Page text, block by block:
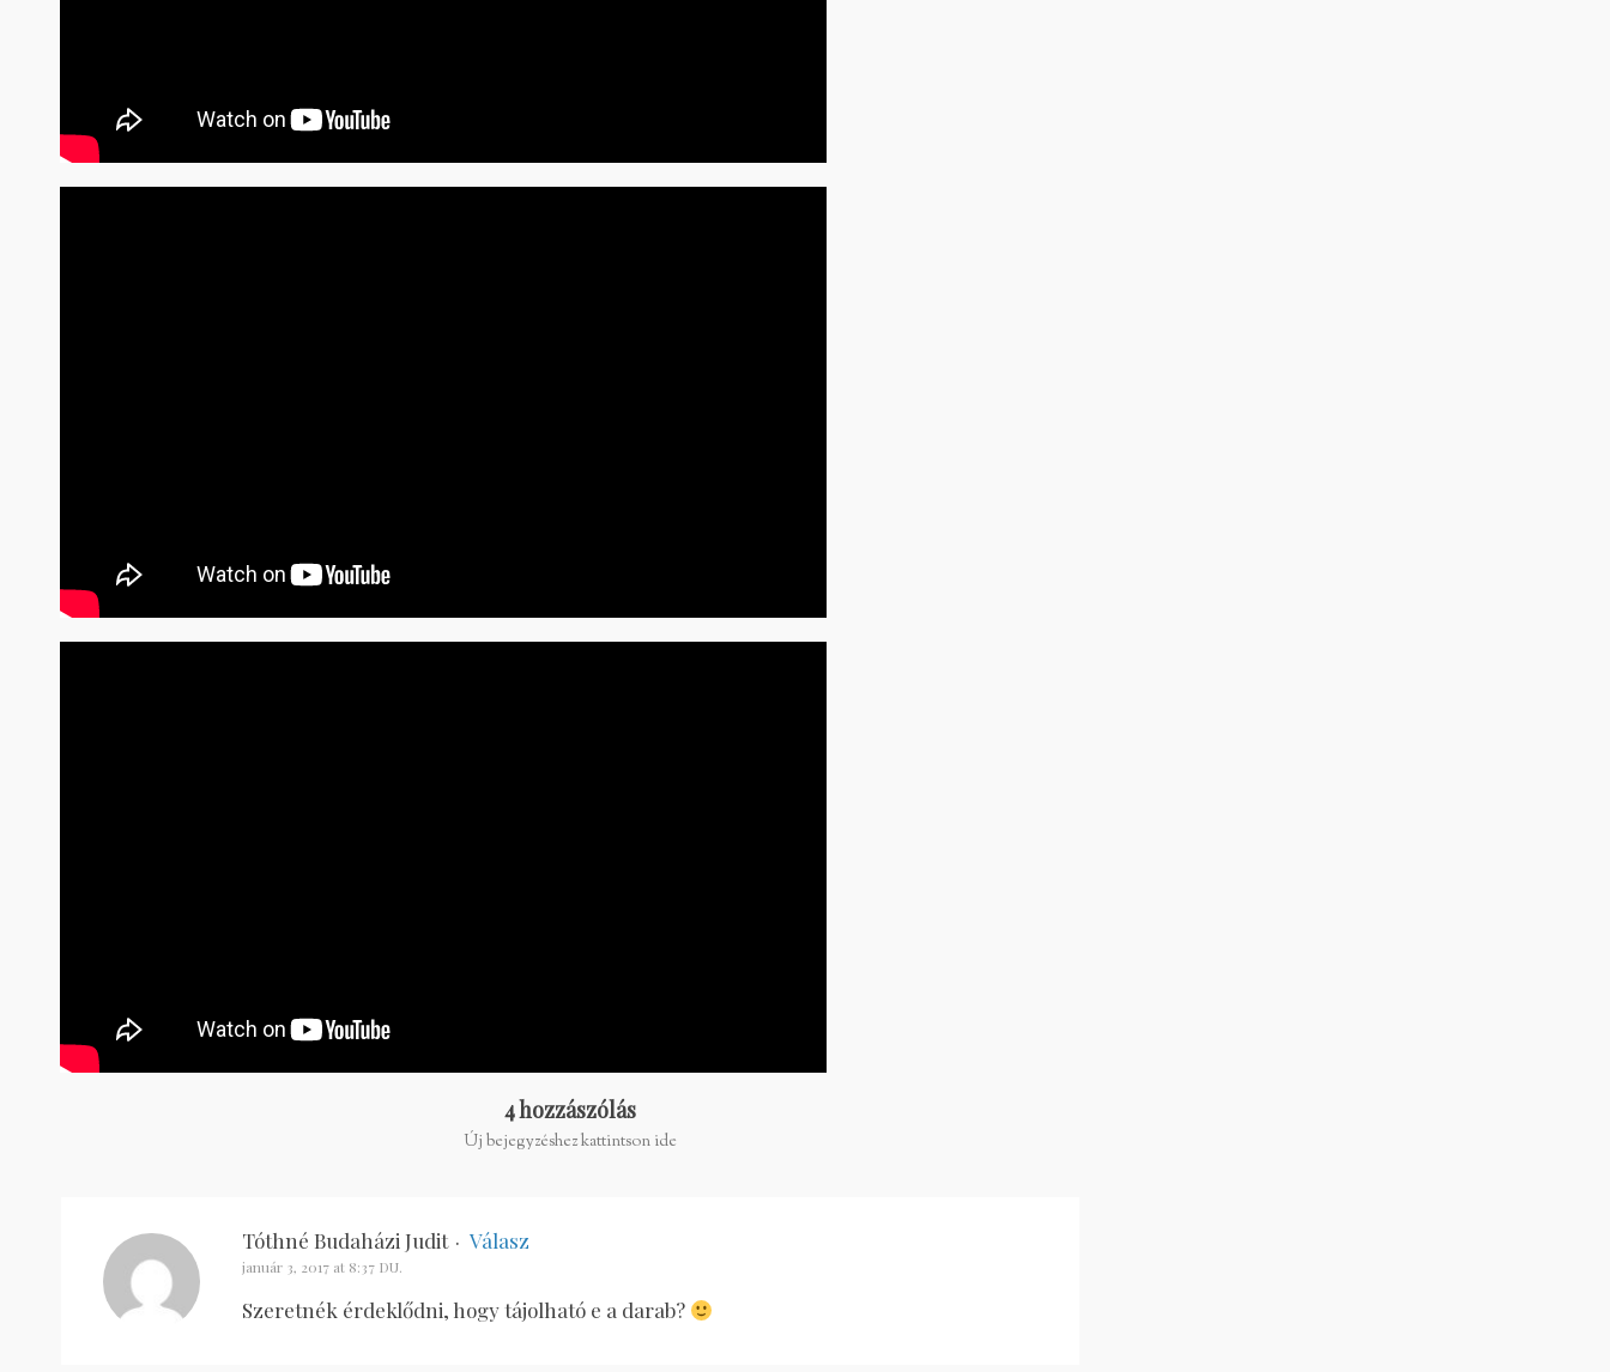
4 hozzászólás
Új bejegyzéshez kattintson ide
Tóthné Budaházi Judit · Válasz
január 3, 2017 at 8:37 DU.
Szeretnék érdeklődni, hogy tájolható e a darab?